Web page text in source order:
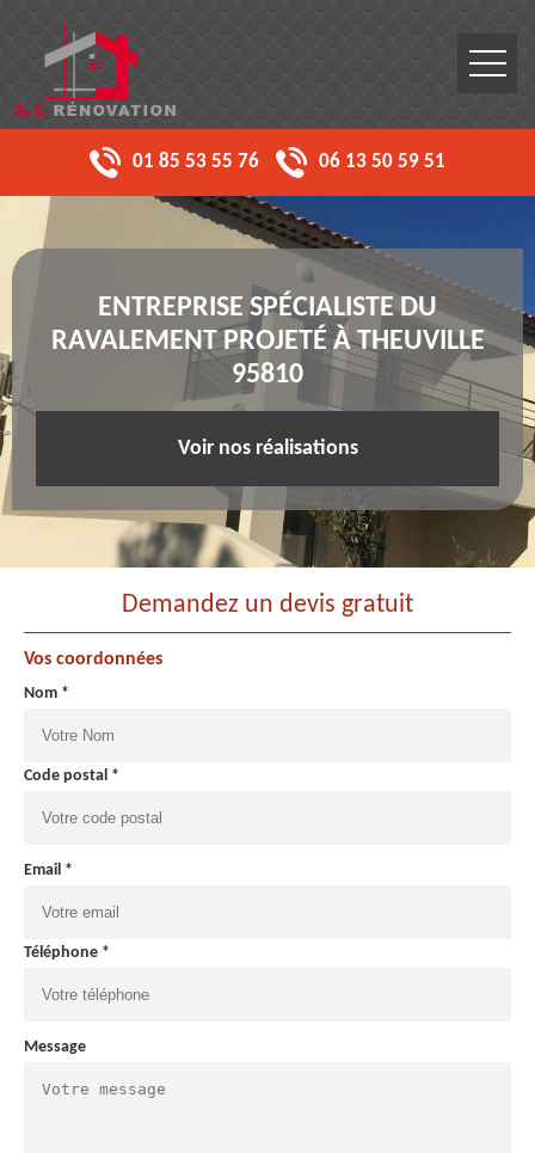
01 85 53 55 76 06 13 50 59 51
ENTREPRISE SPÉCIALISTE DU
RAVALEMENT PROJETÉ À THEUVILLE
95810
Voir nos réalisations
Demandez un devis gratuit
Vos coordonnées
Nom *
Code postal *
Email *
Téléphone *
Message